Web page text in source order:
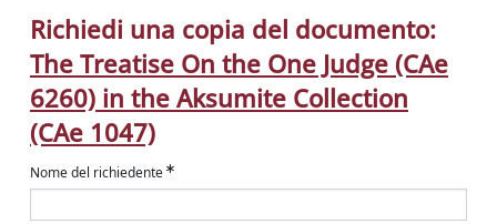
Richiedi una copia del documento:
The Treatise On the One Judge (CAe
6260) in the Aksumite Collection
(CAe 1047)
Nome del richiedente